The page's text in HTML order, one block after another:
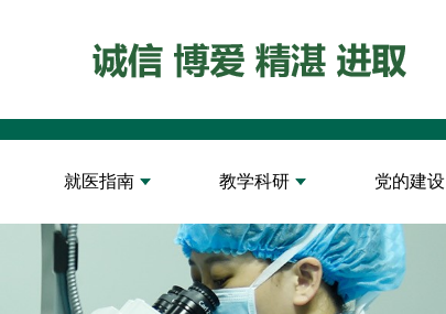
就医指南 教学科研 党的建设